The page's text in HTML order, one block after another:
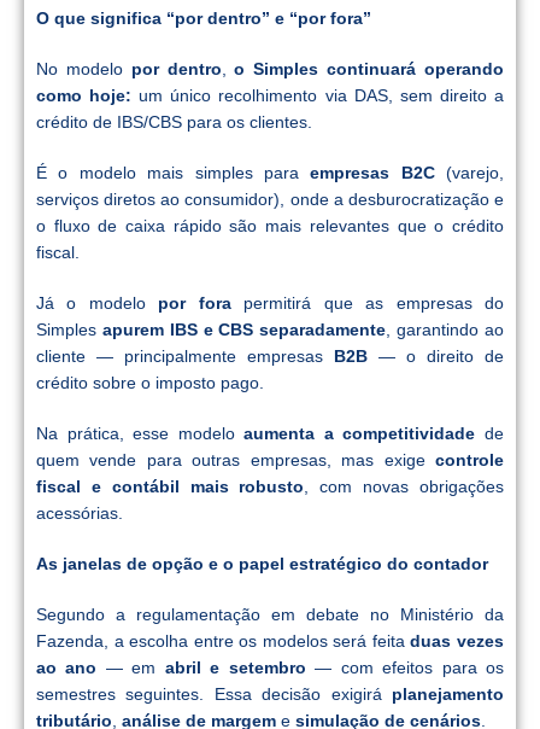
O que significa “por dentro” e “por fora”
No modelo por dentro,o Simples continuará operando
como hoje: um único recolhimento via DAS, sem direito a
crédito de IBS/CBS para os clientes.
É o modelo mais simples paraempresas B2C(varejo,
serviços diretos ao consumidor), onde a desburocratização e
o fluxo de caixa rápido são mais relevantes que o crédito
fiscal.
Já o modelo por forapermitirá que as empresas do
Simples apurem IBS e CBS separadamente, garantindo ao
cliente — principalmente empresas B2B — o direito de
crédito sobre o imposto pago.
Na prática, esse modeloaumenta a competitividade de
quem vende para outras empresas, mas exige controle
fiscal e contábil mais robusto, com novas obrigações
acessórias.
As janelas de opção e o papel estratégico do contador
Segundo a regulamentação em debate no Ministério da
Fazenda, a escolha entre os modelos será feitaduas vezes
ao ano — em abril e setembro — com efeitos para os
semestres seguintes. Essa decisão exigirá planejamento
tributário, análise de margem e simulação de cenários.